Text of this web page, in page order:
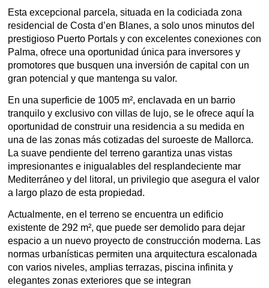
Esta excepcional parcela, situada en la codiciada zona
residencial de Costa d’en Blanes, a solo unos minutos del
prestigioso Puerto Portals y con excelentes conexiones con
Palma, ofrece una oportunidad única para inversores y
promotores que busquen una inversión de capital con un
gran potencial y que mantenga su valor.
En una superficie de 1005 m², enclavada en un barrio
tranquilo y exclusivo con villas de lujo, se le ofrece aquí la
oportunidad de construir una residencia a su medida en
una de las zonas más cotizadas del suroeste de Mallorca.
La suave pendiente del terreno garantiza unas vistas
impresionantes e inigualables del resplandeciente mar
Mediterráneo y del litoral, un privilegio que asegura el valor
a largo plazo de esta propiedad.
Actualmente, en el terreno se encuentra un edificio
existente de 292 m², que puede ser demolido para dejar
espacio a un nuevo proyecto de construcción moderna. Las
normas urbanísticas permiten una arquitectura escalonada
con varios niveles, amplias terrazas, piscina infinita y
elegantes zonas exteriores que se integran